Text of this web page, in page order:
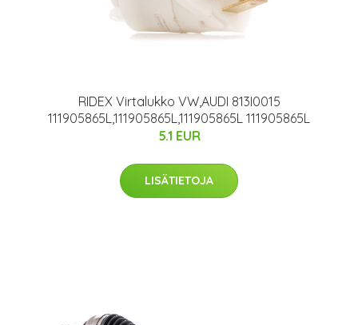
RIDEX Virtalukko VW,AUDI 813I0015
111905865L,111905865L,111905865L 111905865L
5.1 EUR
LISÄTIETOJA